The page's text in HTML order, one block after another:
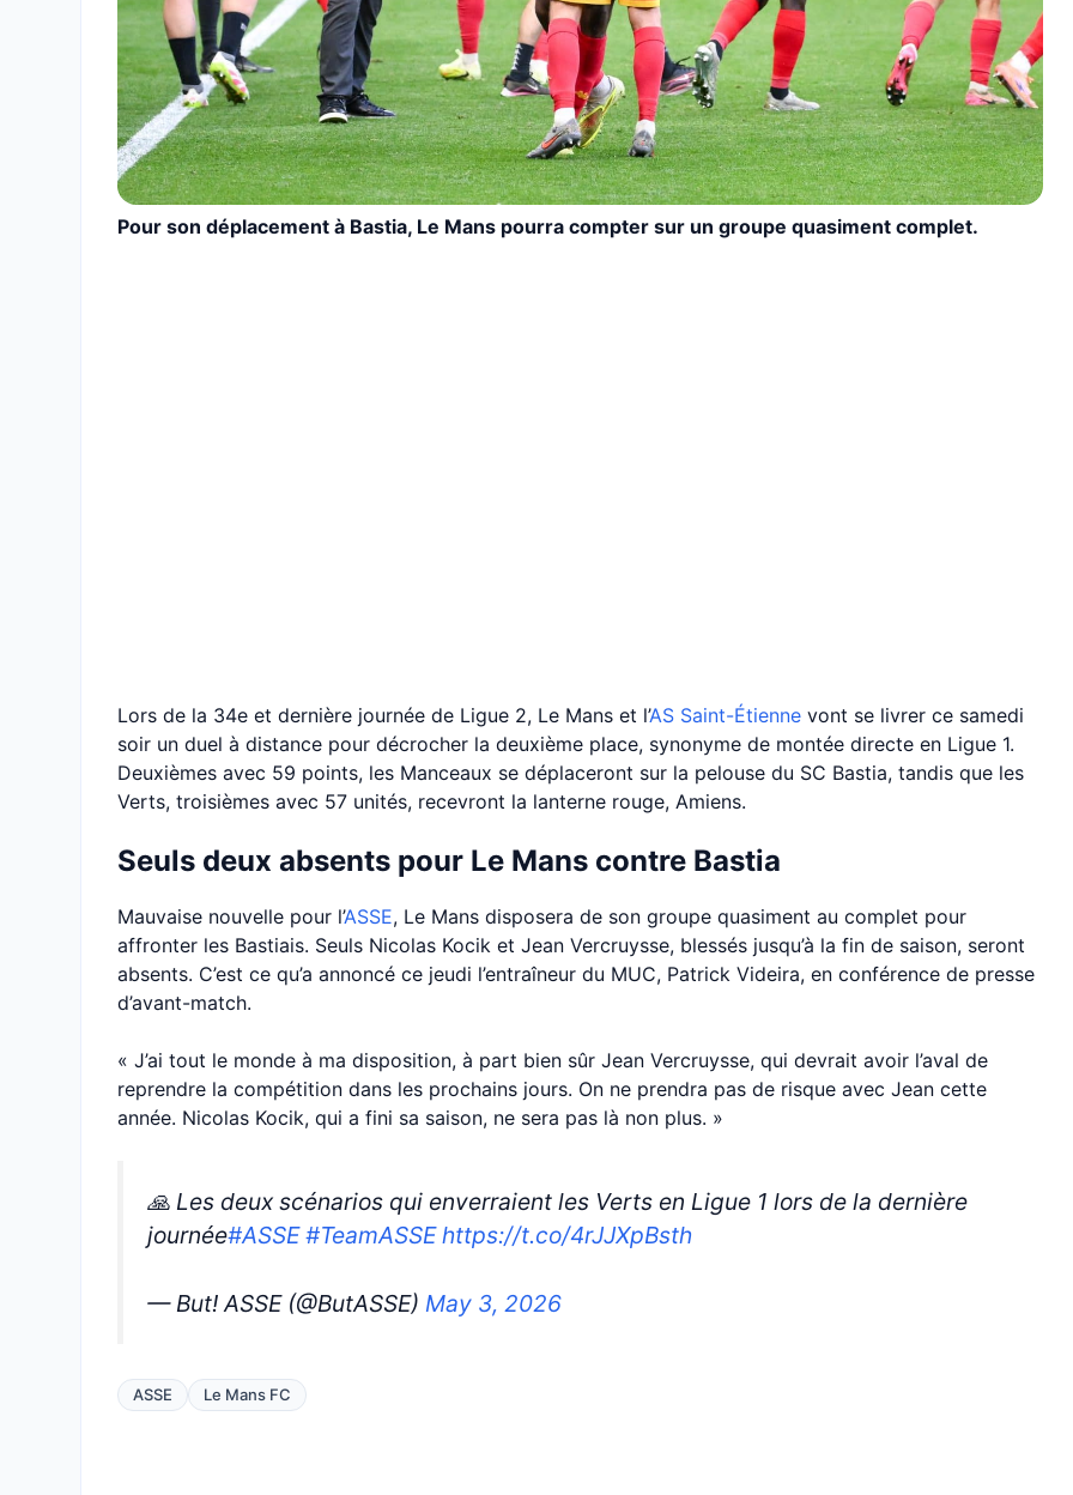
Pour son déplacement à Bastia, Le Mans pourra compter sur un groupe quasiment complet.
Lors de la 34e et dernière journée de Ligue 2, Le Mans et l’AS Saint-Étienne vont se livrer ce samedi
soir un duel à distance pour décrocher la deuxième place, synonyme de montée directe en Ligue 1.
Deuxièmes avec 59 points, les Manceaux se déplaceront sur la pelouse du SC Bastia, tandis que les
Verts, troisièmes avec 57 unités, recevront la lanterne rouge, Amiens.
Seuls deux absents pour Le Mans contre Bastia
Mauvaise nouvelle pour l’ASSE, Le Mans disposera de son groupe quasiment au complet pour
affronter les Bastiais. Seuls Nicolas Kocik et Jean Vercruysse, blessés jusqu’à la fin de saison, seront
absents. C’est ce qu’a annoncé ce jeudi l’entraîneur du MUC, Patrick Videira, en conférence de presse
d’avant-match.
« J’ai tout le monde à ma disposition, à part bien sûr Jean Vercruysse, qui devrait avoir l’aval de
reprendre la compétition dans les prochains jours. On ne prendra pas de risque avec Jean cette
année. Nicolas Kocik, qui a fini sa saison, ne sera pas là non plus. »
🙏 Les deux scénarios qui enverraient les Verts en Ligue 1 lors de la dernière
journée#ASSE #TeamASSE https://t.co/4rJJXpBsth
— But! ASSE (@ButASSE) May 3, 2026
ASSE Le Mans FC